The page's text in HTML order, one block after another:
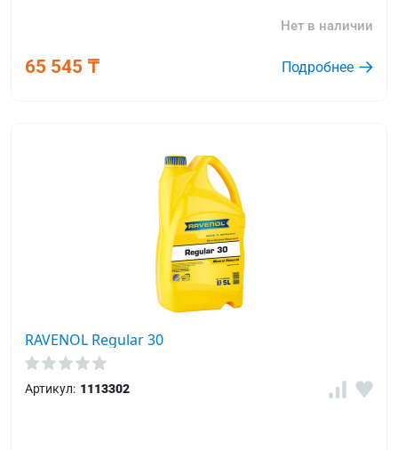
Нет в наличии
65 545 ₸ Подробнее
RAVENOL Regular 30
Артикул: 1113302